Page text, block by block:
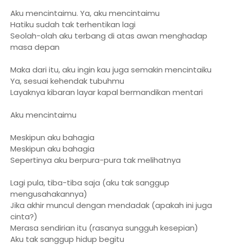
Aku mencintaimu. Ya, aku mencintaimu
Hatiku sudah tak terhentikan lagi
Seolah-olah aku terbang di atas awan menghadap
masa depan
Maka dari itu, aku ingin kau juga semakin mencintaiku
Ya, sesuai kehendak tubuhmu
Layaknya kibaran layar kapal bermandikan mentari
Aku mencintaimu
Meskipun aku bahagia
Meskipun aku bahagia
Sepertinya aku berpura-pura tak melihatnya
Lagi pula, tiba-tiba saja (aku tak sanggup
mengusahakannya)
Jika akhir muncul dengan mendadak (apakah ini juga
cinta?)
Merasa sendirian itu (rasanya sungguh kesepian)
Aku tak sanggup hidup begitu